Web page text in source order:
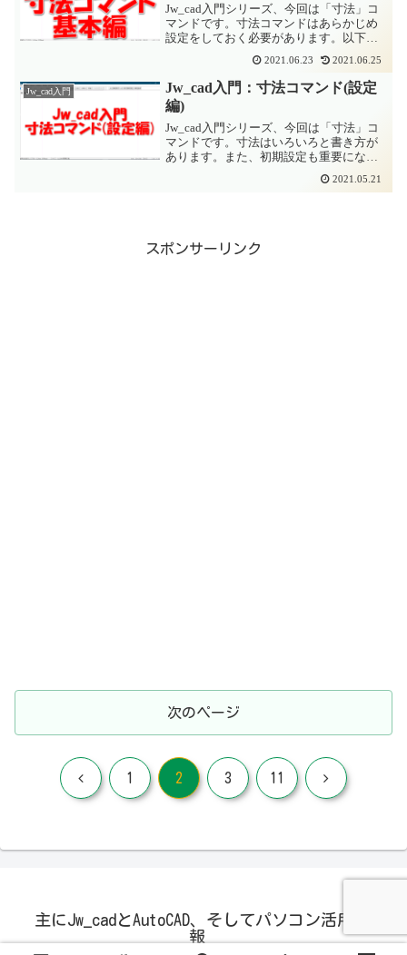
Jw_cad入門シリーズ、今回は「寸法」コ
マンドです。寸法コマンドはあらかじめ
設定をしておく必要があります。以下の
基本的な寸法の記入方法を説明します。
動画を作成中ですよかったらチャンネル
登録お願いします!...
2021.06.23 2021.06.25
Jw_cad入門
Jw_cad入門：寸法コマンド(設定
編)
Jw_cad入門シリーズ、今回は「寸法」コ
マンドです。寸法はいろいろと書き方が
あります。また、初期設定も重要になっ
段階の初期設定について説明します。動
2021.05.21
スポンサーリンク
次のページ
前 1 2 3 11 次
主にJw_cadとAutoCAD、そしてパソコン活用の情
報